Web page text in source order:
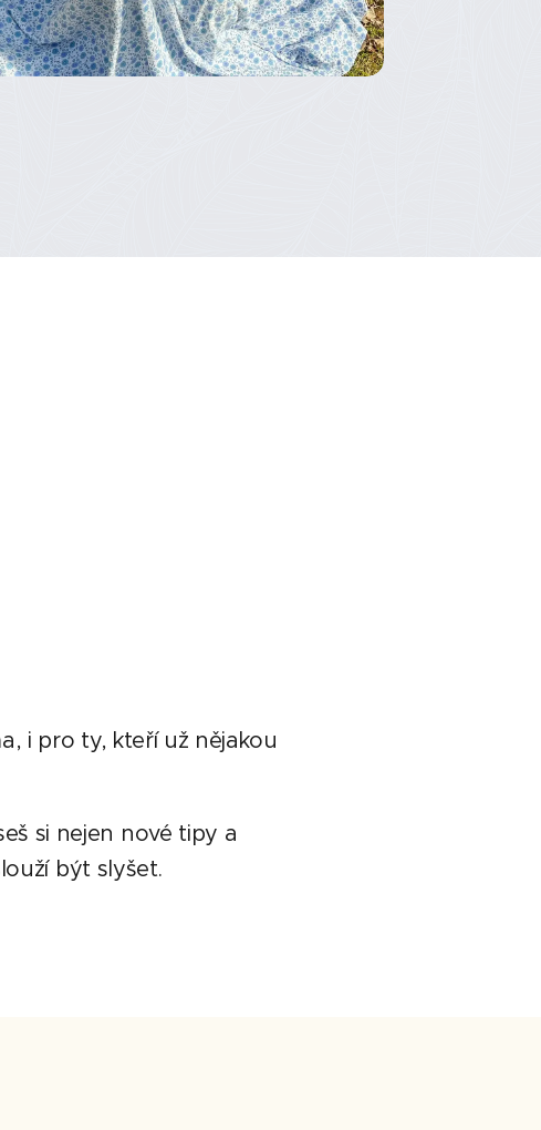
i pro ty, kteří už nějakou
si nejen nové tipy a
být slyšet.